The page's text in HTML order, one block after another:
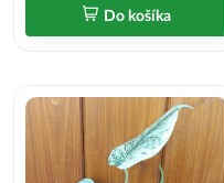
Do košíka